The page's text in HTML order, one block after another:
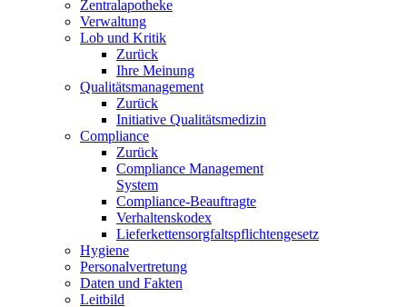
Zentralapotheke
Verwaltung
Lob und Kritik
Zurück
Ihre Meinung
Qualitätsmanagement
Zurück
Initiative Qualitätsmedizin
Compliance
Zurück
Compliance Management
System
Compliance-Beauftragte
Verhaltenskodex
Lieferkettensorgfaltspflichtengesetz
Hygiene
Personalvertretung
Daten und Fakten
Leitbild